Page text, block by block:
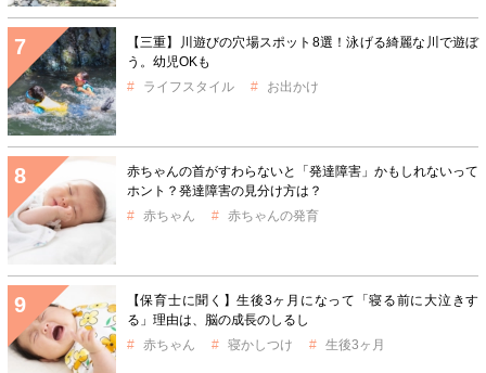
【三重】川遊びの穴場スポット8選！泳げる綺麗な川で遊ぼ
う。幼児OKも
ライフスタイル
お出かけ
赤ちゃんの首がすわらないと「発達障害」かもしれないって
ホント？発達障害の見分け方は？
赤ちゃん
赤ちゃんの発育
【保育士に聞く】生後3ヶ月になって「寝る前に大泣きす
る」理由は、脳の成長のしるし
赤ちゃん
寝かしつけ 生後3ヶ月